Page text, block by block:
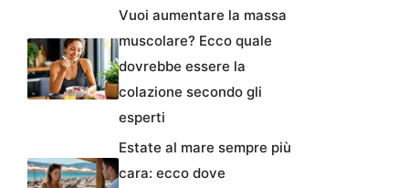
Vuoi aumentare la massa
muscolare? Ecco quale
dovrebbe essere la
colazione secondo gli
esperti
Estate al mare sempre più
cara: ecco dove